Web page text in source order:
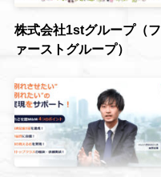
株式会社1stグループ（フ
ァーストグループ）